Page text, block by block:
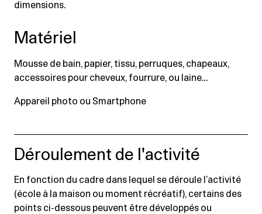
dimensions.
Matériel
Mousse de bain, papier, tissu, perruques, chapeaux,
accessoires pour cheveux, fourrure, ou laine…
Appareil photo ou Smartphone
Déroulement de l'activité
En fonction du cadre dans lequel se déroule l’activité
(école à la maison ou moment récréatif), certains des
points ci-dessous peuvent être développés ou